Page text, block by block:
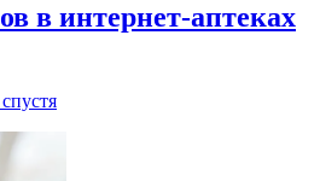
в интернет-аптеках